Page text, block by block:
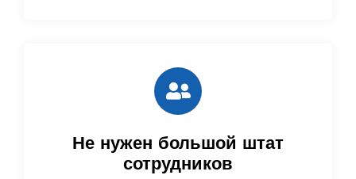
Не нужен большой штат
сотрудников